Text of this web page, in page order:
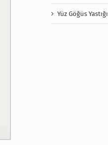
Yüz Göğüs Yastığı